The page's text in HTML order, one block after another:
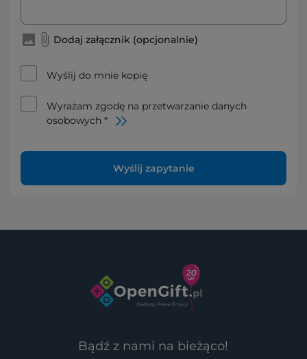
Dodaj załącznik (opcjonalnie)
Wyślij do mnie kopię
Wyrażam zgodę na przetwarzanie danych
osobowych *
Wyślij zapytanie
Bądź z nami na bieżąco!